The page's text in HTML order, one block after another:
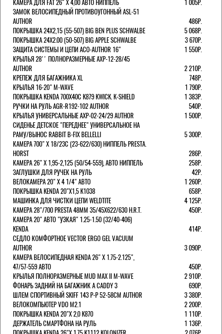
КАМЕРА ДЛЯ FAT 26" X 4,00 АВТО НИППЕЛЬ
1 005Р.
ЗАМОК ВЕЛОСИПЕДНЫЙ ПРОТИВОУГОННЫЙ ASL-51
AUTHOR
486Р.
ПОКРЫШКА 24X2,15 (55-507) BIG BEN PLUS SCHWALBE
5 068Р.
ПОКРЫШКА 24X2.00 (50-507) BIG APPLE SCHWALBE
3 670Р.
ЗАЩИТА СИСТЕМЫ И ЦЕПИ ACO-AUTHOR 16"
1 550Р.
КРЫЛЬЯ 28'' ПОЛНОРАЗМЕРНЫЕ AXP-12-28/45
AUTHOR
2 210Р.
КРЕПЕЖ ДЛЯ БАГАЖНИКА XL
748Р.
КРЫЛЬЯ 16-20" M-WAVE
1 790Р.
ПОКРЫШКА KENDA 700Х40С K879 KWICK. K-SHIELD
1 383Р.
РУЧКИ НА РУЛЬ AGR-R192-102 AUTHOR
540Р.
КРЫЛЬЯ УНИВЕРСАЛЬНЫЕ AXP-02-24/29 AUTHOR
1 500Р.
СИДЕНЬЕ ДЕТСКОЕ "ПЕРЕДНЕЕ" УНИВЕРСАЛЬНОЕ НА
РАМУ/ВЫНОС RABBIT B-FIX BELLELLI
5 300Р.
КАМЕРА 700" Х 18/23C (23-622/630) НИППЕЛЬ PRESTA.
HORST
286Р.
КАМЕРА 26" X 1,95-2,125 (50/54-559), АВТО НИППЕЛЬ
258Р.
ЗАГЛУШКИ ДЛЯ РУЧЕК НА РУЛЬ
42Р.
ВЕЛОКАМЕРА 20" Х 4 1/4" АВТО
1 260Р.
ПОКРЫШКА KENDA 20"Х1,5 K1038
658Р.
МАШИНКА ДЛЯ ЧИСТКИ ЦЕПИ WELDTITE
4 125Р.
КАМЕРА 28"/700 PRESTA 48ММ 35/45Х622/630 H.R.T.
450Р.
КАМЕРА 20" АВТО "УЗКАЯ" 1.25-1.50 (32/40-406)
KENDA
414Р.
СЕДЛО КОМФОРТНОЕ VECTOR ERGO GEL VACUUM
AUTHOR
3 090Р.
КАМЕРА ВЕЛОСИПЕДНАЯ KENDA 26" Х 1.75-2.125",
47/57-559 АВТО
450Р.
КРЫЛЬЯ ПОЛНОРАЗМЕРНЫЕ MUD MAX II M-WAVE
2 910Р.
ФОНАРЬ ЗАДНИЙ НА БАГАЖНИК A CADDY 3
690Р.
ШЛЕМ СПОРТИВНЫЙ SKIFF 143 Р-Р 52-58СМ AUTHOR
3 380Р.
ВЕЛОКОМПЬЮТЕР VDO M2.1
2 200Р.
ПОКРЫШКА KENDA 20"Х 2,0 K870
1 110Р.
ДЕРЖАТЕЛЬ СМАРТФОНА НА РУЛЬ
1 136Р.